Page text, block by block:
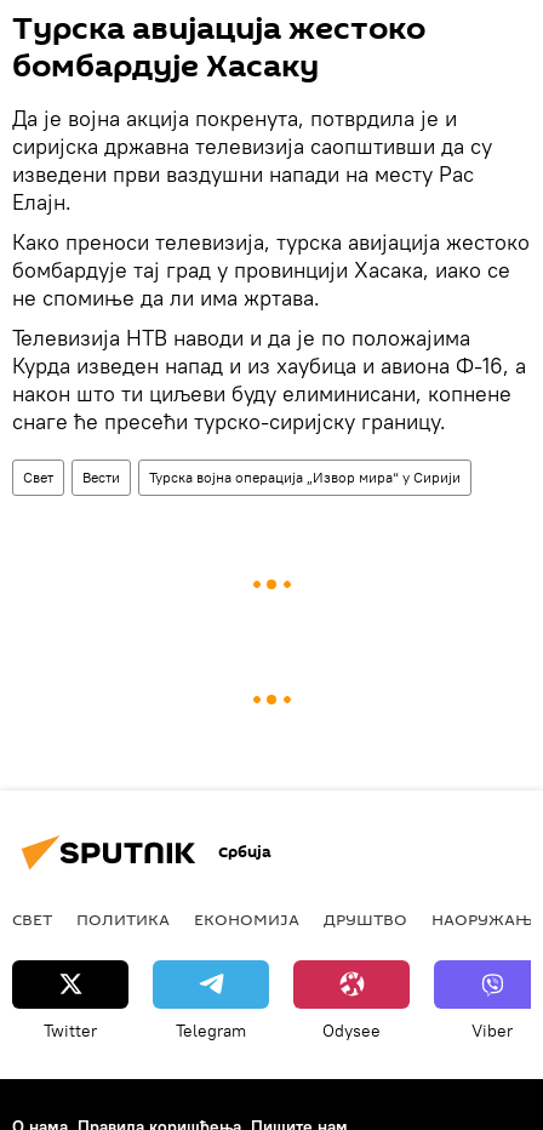
Турска авијација жестоко
бомбардује Хасаку
Да је војна акција покренута, потврдила је и
сиријска државна телевизија саопштивши да су
изведени први ваздушни напади на месту Рас
Елајн.
Како преноси телевизија, турска авијација жестоко
бомбардује тај град у провинцији Хасака, иако се
не спомиње да ли има жртава.
Телевизија НТВ наводи и да је по положајима
Курда изведен напад и из хаубица и авиона Ф-16, а
након што ти циљеви буду елиминисани, копнене
снаге ће пресећи турско-сиријску границу.
Свет Вести Турска војна операција „Извор мира“ у Сирији
Србија
СВЕТ ПОЛИТИКА ЕКОНОМИЈА ДРУШТВО НАОРУЖАЊЕ
Twitter Telegram Odysee Viber